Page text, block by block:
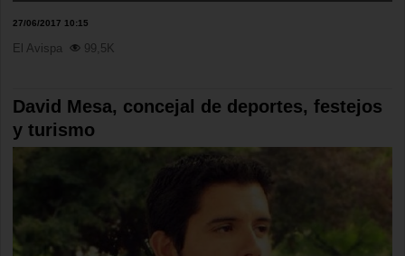
27/06/2017 10:15
El Avispa 99,5K
David Mesa, concejal de deportes, festejos
y turismo